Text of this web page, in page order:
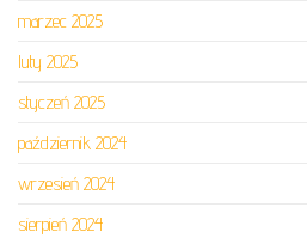
marzec 2025
luty 2025
styczeń 2025
październik 2024
wrzesień 2024
sierpień 2024